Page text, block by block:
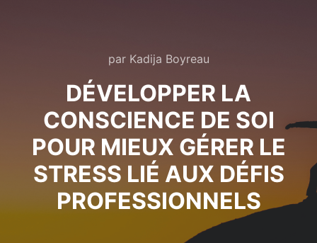
par Kadija Boyreau
DÉVELOPPER LA
CONSCIENCE DE SOI
POUR MIEUX GÉRER LE
STRESS LIÉ AUX DÉFIS
PROFESSIONNELS